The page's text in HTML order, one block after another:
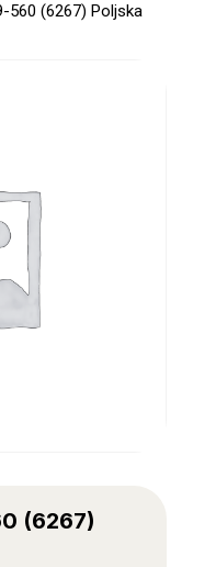
560 (6267) Poljska
(6267)